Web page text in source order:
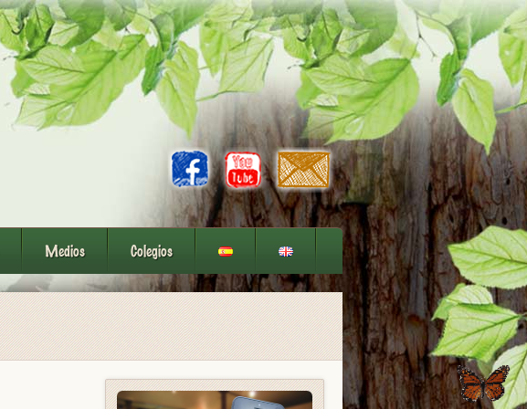
Medios Colegios